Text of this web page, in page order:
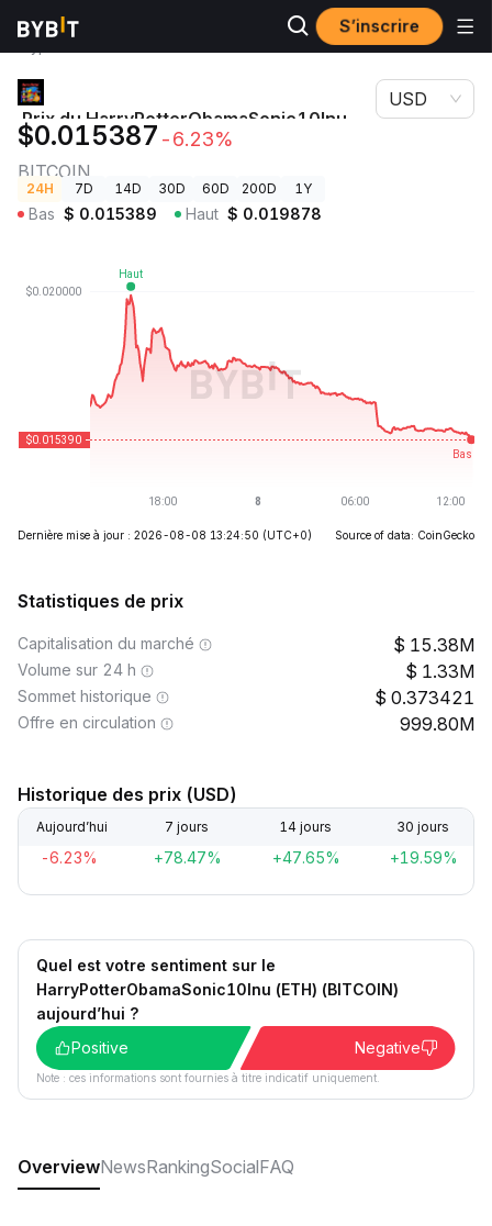
S’inscrire
Prix des
Prix du HarryPotterObamaSonic10Inu (ETH)
Prix du HarryPotterObamaSonic10Inu
(ETH)
BITCOIN
$0.015387 -6.23%
USD
24H 7D 14D 30D 60D 200D 1Y
Bas $ 0.015389 Haut $ 0.019878
Dernière mise à jour : 2026-08-08 13:24:50 (UTC+0) Source of data: CoinGecko
Statistiques de prix
Capitalisation du marché 15.38M
Volume sur 24 h 1.33M
Sommet historique 0.373421
Offre en circulation 999.80M
Historique des prix (USD)
Aujourd’hui 7 jours 14 jours 30 jours
-6.23% +78.47% +47.65% +19.59%
Quel est votre sentiment sur le
HarryPotterObamaSonic10Inu (ETH) (BITCOIN)
aujourd’hui ?
Positive
Negative
Note : ces informations sont fournies à titre indicatif uniquement.
OverviewNewsRankingSocialFAQ